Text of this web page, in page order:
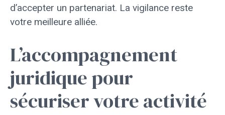
d’accepter un partenariat. La vigilance reste
votre meilleure alliée.
L’accompagnement
juridique pour
sécuriser votre activité